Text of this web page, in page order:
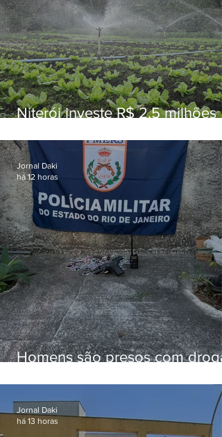
Niterói investe R$ 2,5 milhões
familiar para merenda escolar
Homens são presos com
Jornal Daki
há 12 horas
Jornal Daki
há 13 horas